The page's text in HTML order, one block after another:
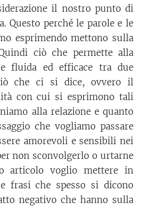
il nostro punto di
Questo perché le parole e le
esprimendo mettono sulla
ciò che permette alla
fluida ed efficace tra due
che ci si dice, ovvero il
con cui si esprimono tali
alla relazione e quanto
che vogliamo passare
amorevoli e sensibili nei
non sconvolgerlo o urtarne
articolo voglio mettere in
frasi che spesso si dicono
negativo che hanno sulla